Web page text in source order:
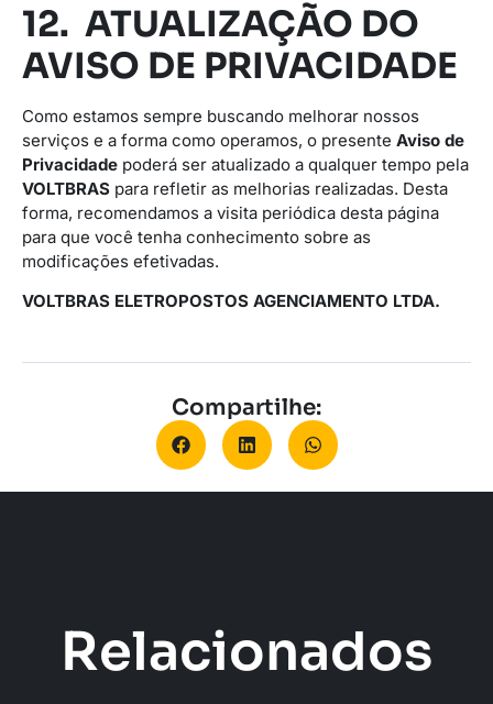
12. ATUALIZAÇÃO DO
AVISO DE PRIVACIDADE
Como estamos sempre buscando melhorar nossos
serviços e a forma como operamos, o presente Aviso de
Privacidade poderá ser atualizado a qualquer tempo pela
VOLTBRAS para refletir as melhorias realizadas. Desta
forma, recomendamos a visita periódica desta página
para que você tenha conhecimento sobre as
modificações efetivadas.
VOLTBRAS ELETROPOSTOS AGENCIAMENTO LTDA.
Compartilhe:
Relacionados